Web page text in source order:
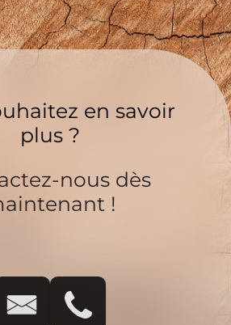
en savoir
plus ?
nous dès
!